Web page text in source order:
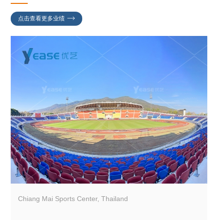
点击查看更多业绩
Chiang Mai Sports Center, Thailand